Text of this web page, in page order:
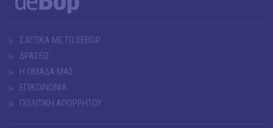
ΣΧΕΤΙΚΑ ΜΕ ΤΟ DEBOP
ΔΡΑΣΕΙΣ
Η ΟΜΑΔΑ ΜΑΣ
ΕΠΙΚΟΙΝΩΝΙΑ
ΠΟΛΙΤΙΚΗ ΑΠΟΡΡΗΤΟΥ